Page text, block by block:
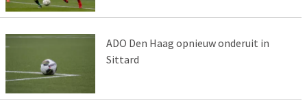
ADO Den Haag opnieuw onderuit in
Sittard